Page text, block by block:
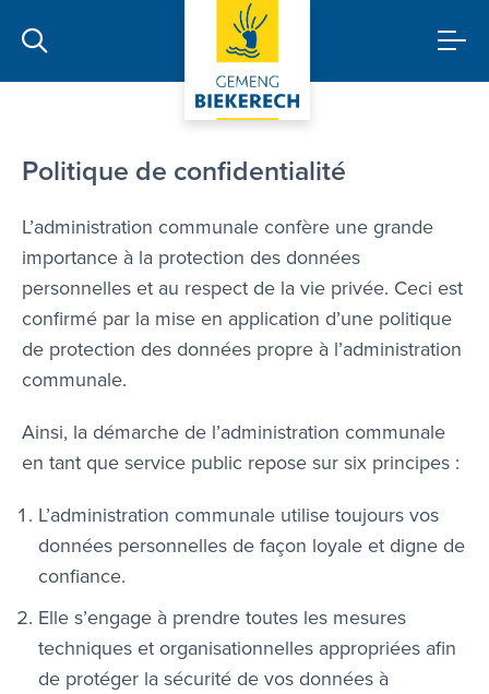
Politique de confidentialité
L’administration communale confère une grande
importance à la protection des données
personnelles et au respect de la vie privée. Ceci est
confirmé par la mise en application d’une politique
de protection des données propre à l’administration
communale.
Ainsi, la démarche de l’administration communale
en tant que service public repose sur six principes :
L’administration communale utilise toujours vos
données personnelles de façon loyale et digne de
confiance.
Elle s’engage à prendre toutes les mesures
techniques et organisationnelles appropriées afin
de protéger la sécurité de vos données à